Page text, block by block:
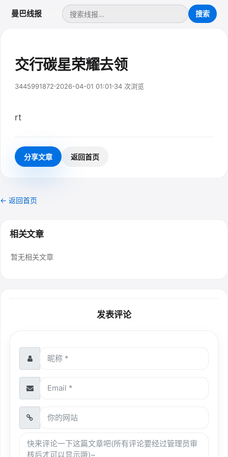
曼巴线报
交行碳星荣耀去领
3445991872 2026-04-01 01:01 34 次浏览
rt
分享文章 返回首页
← 返回首页
相关文章
暂无相关文章
发表评论